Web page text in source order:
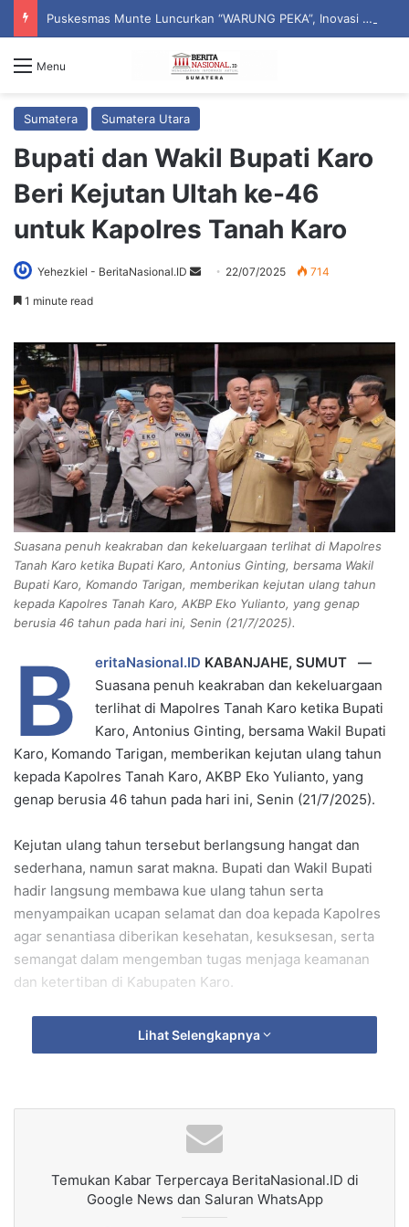
Puskesmas Munte Luncurkan “WARUNG PEKA”, Inovasi Peduli Kesehatan Jiwa hingga Pelosok Desa
Menu
Sumatera Sumatera Utara
Bupati dan Wakil Bupati Karo
Beri Kejutan Ultah ke-46
untuk Kapolres Tanah Karo
Yehezkiel - BeritaNasional.ID
e
m
a
i
l
22/07/2025 714
1 minute read
Suasana penuh keakraban dan kekeluargaan terlihat di Mapolres
Tanah Karo ketika Bupati Karo, Antonius Ginting, bersama Wakil
Bupati Karo, Komando Tarigan, memberikan kejutan ulang tahun
kepada Kapolres Tanah Karo, AKBP Eko Yulianto, yang genap
berusia 46 tahun pada hari ini, Senin (21/7/2025).
B eritaNasional.ID KABANJAHE, SUMUT —
Suasana penuh keakraban dan kekeluargaan
terlihat di Mapolres Tanah Karo ketika Bupati
Karo, Antonius Ginting, bersama Wakil Bupati
Karo, Komando Tarigan, memberikan kejutan ulang tahun
kepada Kapolres Tanah Karo, AKBP Eko Yulianto, yang
genap berusia 46 tahun pada hari ini, Senin (21/7/2025).
Kejutan ulang tahun tersebut berlangsung hangat dan
sederhana, namun sarat makna. Bupati dan Wakil Bupati
hadir langsung membawa kue ulang tahun serta
menyampaikan ucapan selamat dan doa kepada Kapolres
agar senantiasa diberikan kesehatan, kesuksesan, serta
semangat dalam mengemban tugas menjaga keamanan
dan ketertiban di Kabupaten Karo.
“Atas nama pribadi dan Pemerintah Kabupaten Karo, kami
mengucapkan selamat ulang tahun kepada Bapak Kapolres.
menyampaikan harapannya agar sinergi antara Polres
Tanah Karo dan Pemerintah Daerah semakin erat dalam
Lihat Selengkapnya
Temukan Kabar Terpercaya BeritaNasional.ID di
Google News dan Saluran WhatsApp